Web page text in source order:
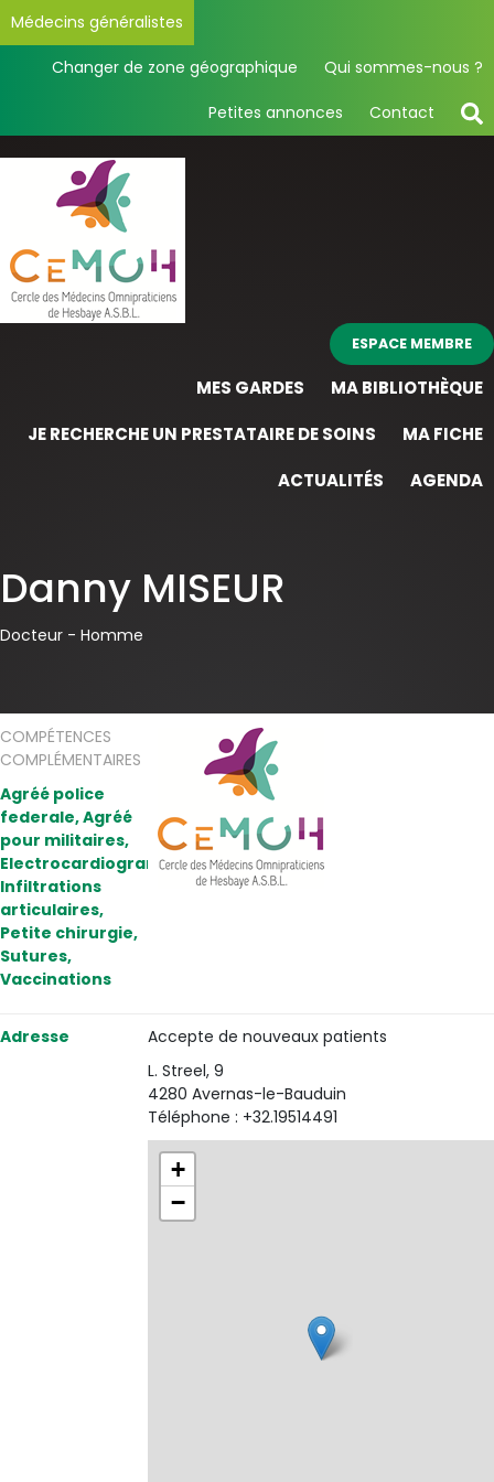
Médecins généralistes
Changer de zone géographique Qui sommes-nous ?
Petites annonces Contact
ESPACE MEMBRE
MES GARDES
MA BIBLIOTHÈQUE
JE RECHERCHE UN PRESTATAIRE DE SOINS
MA FICHE
ACTUALITÉS
AGENDA
Danny MISEUR
Docteur - Homme
COMPÉTENCES
COMPLÉMENTAIRES
Agréé police
federale, Agréé
pour militaires,
Electrocardiogramme,
Infiltrations
articulaires,
Petite chirurgie,
Sutures,
Vaccinations
Adresse
Accepte de nouveaux patients
L. Streel, 9
4280 Avernas-le-Bauduin
Téléphone : +32.19514491
+
−